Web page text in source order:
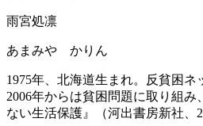
雨宮処凛
あまみや かりん
1975年、北海道生まれ。反貧困
2006年からは貧困問題に取り組
ない生活保護』（‎河出書房新社